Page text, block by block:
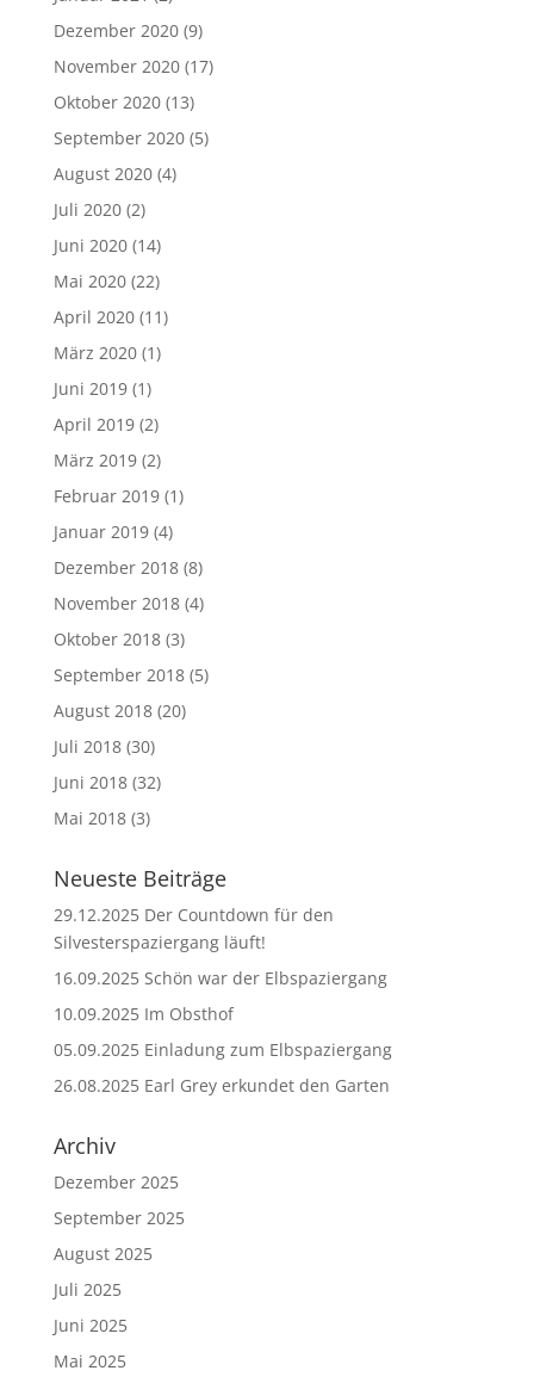
Dezember 2020(9)
November 2020(17)
Oktober 2020(13)
September 2020(5)
August 2020(4)
Juli 2020(2)
Juni 2020(14)
Mai 2020(22)
April 2020(11)
März 2020(1)
Juni 2019(1)
April 2019(2)
März 2019(2)
Februar 2019(1)
Januar 2019(4)
Dezember 2018(8)
November 2018(4)
Oktober 2018(3)
September 2018(5)
August 2018(20)
Juli 2018(30)
Juni 2018(32)
Mai 2018(3)
Neueste Beiträge
29.12.2025 Der Countdown für den
Silvesterspaziergang läuft!
16.09.2025 Schön war der Elbspaziergang
10.09.2025 Im Obsthof
05.09.2025 Einladung zum Elbspaziergang
26.08.2025 Earl Grey erkundet den Garten
Archiv
Dezember 2025
September 2025
August 2025
Juli 2025
Juni 2025
Mai 2025